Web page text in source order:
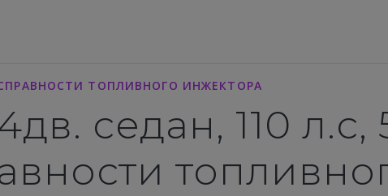
ТОПЛИВНОГО ИНЖЕКТОРА
седан, 110